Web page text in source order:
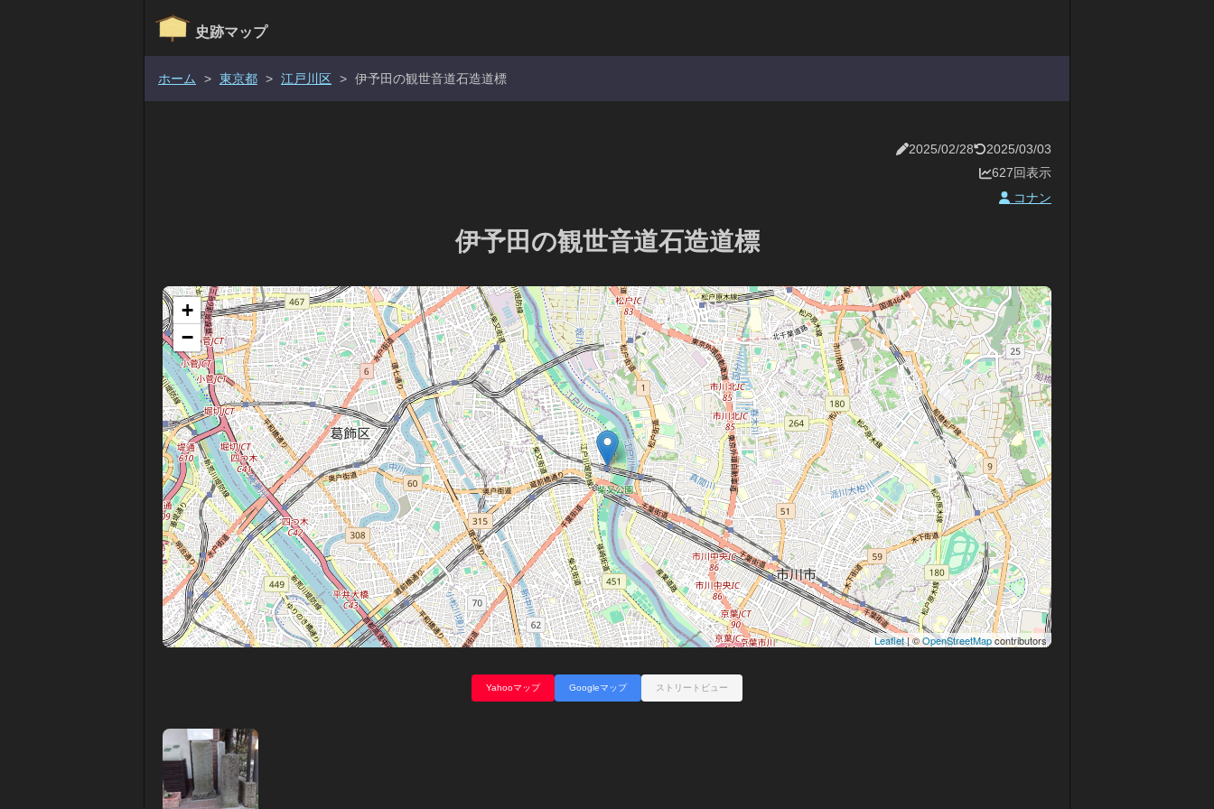
史跡マップ
ホーム > 東京都 > 江戸川区 > 伊予田の観世音道石造道標
2025/02/28
2025/03/03
627回表示
コナン
伊予田の観世音道石造道標
+
−
Leaflet| ©OpenStreetMapcontributors
Yahooマップ Googleマップ ストリートビュー